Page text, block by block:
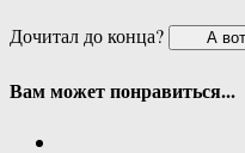
Дочитал до конца?
Вам может понравиться...